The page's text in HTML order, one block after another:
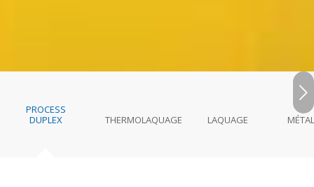
PROCESS
DUPLEX
THERMOLAQUAGE LAQUAGE